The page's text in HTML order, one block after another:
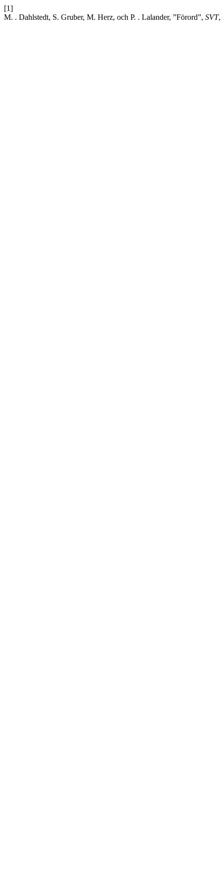
[1]
M. . Dahlstedt, S. Gruber, M. Herz, och P. . Lalander, ”Förord”, SVT,